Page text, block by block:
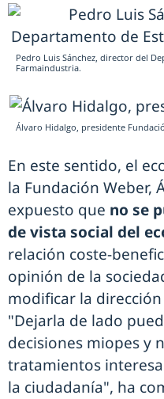
Pedro Luis Sánchez, director del
Farmaindustria.
Álvaro Hidalgo, presidente
En este sentido, el
la Fundación Weber,
expuesto que no se
de vista social del
relación coste-
opinión de la
modificar la
"Dejarla de lado
decisiones miopes y
tratamientos
la ciudadanía", ha